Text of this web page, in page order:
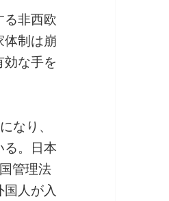
る非西欧
体制は崩
な手を
なり、
る。日本
管理法
人が入